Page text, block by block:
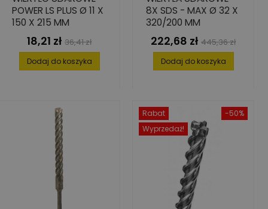
POWER LS PLUS Ø 11 X
150 X 215 MM
Cena
18,21 zł Cena
podstawowa
36,41 zł
Dodaj do koszyka
8X SDS - MAX Ø 32 X
320/200 MM
Cena
222,68 zł Cena
podstawowa
445,36 zł
Dodaj do koszyka
-50%
Rabat
Wyprzedaż!